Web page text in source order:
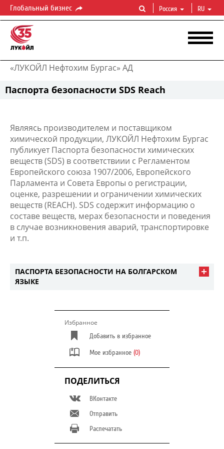
Глобальный бизнес Россия RU
«ЛУКОЙЛ Нефтохим Бургас» АД
Паспорта безопасности SDS Reach
Являясь производителем и поставщиком
химической продукции, ЛУКОЙЛ Нефтохим Бургас
публикует Паспорта безопасности химических
веществ (SDS) в соответствиии с Регламентом
Европейского союза 1907/2006, Европейского
Парламента и Совета Европы о регистрации,
оценке, разрешении и ограничении химических
веществ (REACH). SDS содержит информацию о
составе веществ, мерах безопасности и поведения
в случае возникновения аварий, транспортировке
и т.п.
ПАСПОРТА БЕЗОПАСНОСТИ НА БОЛГАРСКОМ
ЯЗЫКЕ
Избранное
Добавить в избранное
Мое избранное (0)
ПОДЕЛИТЬСЯ
ВКонтакте
Отправить
Распечатать